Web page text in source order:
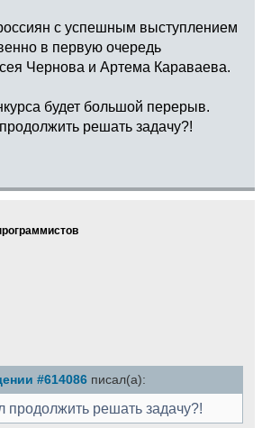
с успешным выступлением
в первую очередь
Чернова и Артема Караваева.
будет большой перерыв.
решать задачу?!
#614086 писал(а):
продолжить решать задачу?!